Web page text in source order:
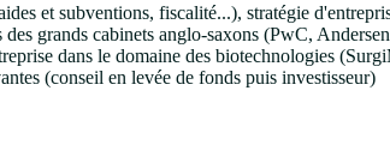
et subventions, fiscalité...), stratégie
grands cabinets anglo-saxons (PwC,
dans le domaine des biotechnologies
(conseil en levée de fonds puis investisseur)